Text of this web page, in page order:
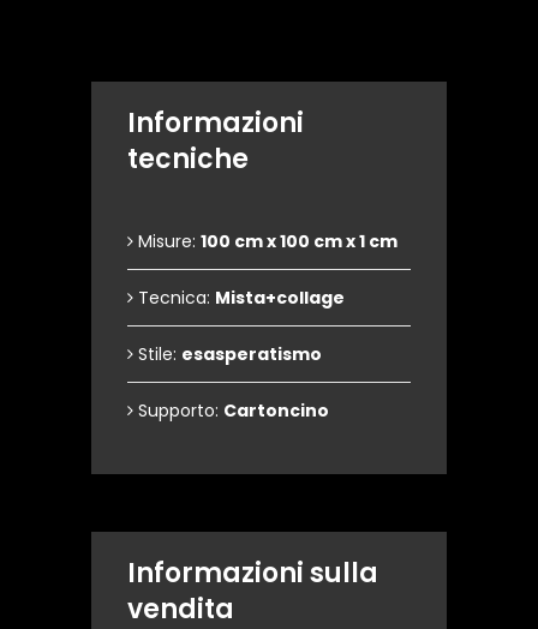
Informazioni
tecniche
Misure: 100 cm x 100 cm x 1 cm
Tecnica: Mista+collage
Stile: esasperatismo
Supporto: Cartoncino
Informazioni sulla
vendita